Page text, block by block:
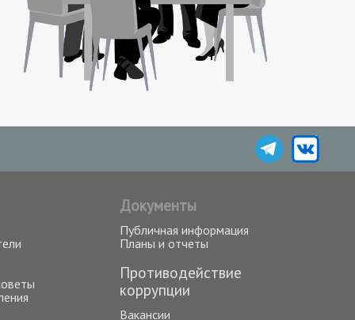
Документы
Публичная информация
Планы и отчеты
Противодействие
коррупции
Вакансии